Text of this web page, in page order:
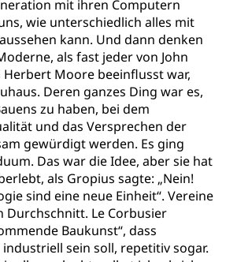
mit ihren Computern
wie unterschiedlich alles mit
kann. Und dann denken
als fast jeder von John
Herbert Moore beeinflusst war,
Deren ganzes Ding war es,
zu haben, bei dem
und das Versprechen der
gewürdigt werden. Es ging
Das war die Idee, aber sie hat
als Gropius sagte: „Nein!
sind eine neue Einheit“. Vereine
Durchschnitt. Le Corbusier
Baukunst“, dass
sein soll, repetitiv sogar.